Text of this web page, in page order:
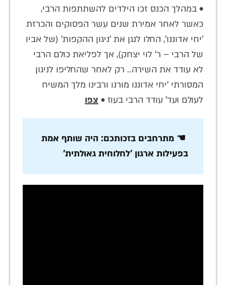
• במהלך הכנס זכו הילדים להשתתפות הרבי,
כאשר לאחר אמירת שנים עשר הפסוקים והכרזת
'יחי אדוננו', החלו לנגן את 'ניגון ההקפות' (של אביו
של הרבי – ר' לוי יצחק), אך לפליאת כולם הרבי
לא עודד את השירה.. רק לאחר שהחליפו לניגון
המסורתי 'יחי אדוננו מורנו ורבינו מלך המשיח
לעולם ועד' עודד הרבי בעוז • צפו
☚ מתרחבים בזכותכם: היה שותף אמת
בפעילות ארגון 'לחלוחית גאולתית'